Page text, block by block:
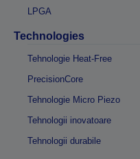
LPGA
Technologies
Tehnologie Heat-Free
PrecisionCore
Tehnologie Micro Piezo
Tehnologii inovatoare
Tehnologii durabile